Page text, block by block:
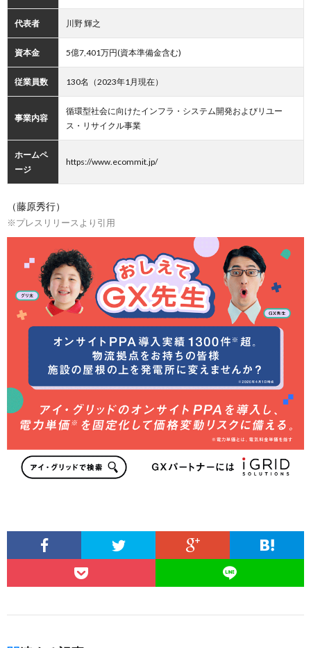
代表者 川野 輝之
資本金 5億7,401万円(資本準備金含む)
従業員数 130名（2023年1月現在）
事業内容
循環型社会に向けたインフラ・システム開発およびリユー
ス・リサイクル事業
ホームペ
ージ
https://www.ecommit.jp/
（藤原秀行）
※プレスリリースより引用